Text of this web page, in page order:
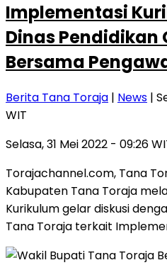
Implementasi
Dinas Pendidikan
Bersama
Berita Tana Toraja | News |
WIT
Selasa, 31 Mei 2022 - 09:26
Torajachannel.com, Tana
Kabupaten Tana Toraja
Kurikulum gelar diskusi
Tana Toraja terkait